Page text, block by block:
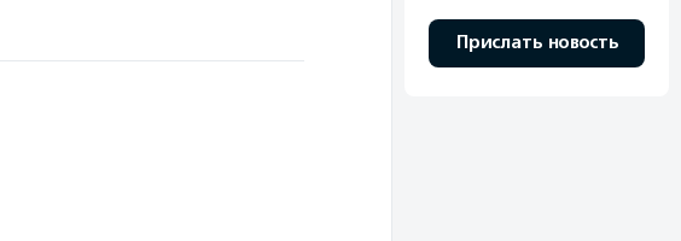
Прислать новость